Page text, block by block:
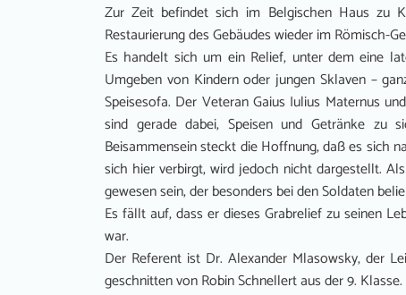
Zur Zeit befindet sich im Belgischen Haus zu
Restaurierung des Gebäudes wieder im Römisch-
Es handelt sich um ein Relief, unter dem eine
Umgeben von Kindern oder jungen Sklaven –
Speisesofa. Der Veteran Gaius Iulius Maternus
sind gerade dabei, Speisen und Getränke zu
Beisammensein steckt die Hoffnung, daß es sich
sich hier verbirgt, wird jedoch nicht dargestellt.
gewesen sein, der besonders bei den Soldaten
Es fällt auf, dass er dieses Grabrelief zu seinen
war.
Der Referent ist Dr. Alexander Mlasowsky, der
geschnitten von Robin Schnellert aus der 9. Klasse.